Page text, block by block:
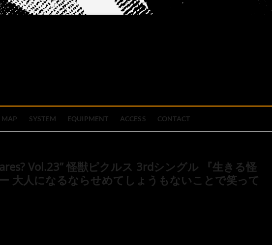
MAP SYSTEM EQUIPMENT ACCESS CONTACT
Vol.23” 怪獣ピクルス 3rdシングル 『生きる怪
大人になるならせめてしょうもないことで笑って